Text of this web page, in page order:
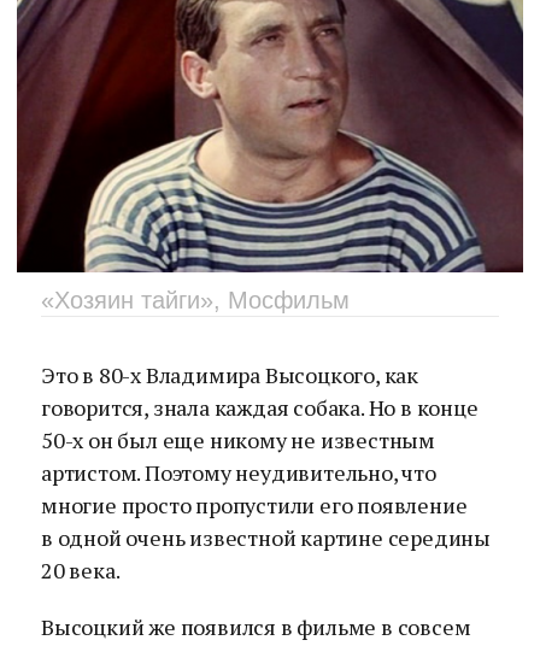
«Хозяин тайги», Мосфильм
Это в 80-х Владимира Высоцкого, как
говорится, знала каждая собака. Но в конце
50-х он был еще никому не известным
артистом. Поэтому неудивительно, что
многие просто пропустили его появление
в одной очень известной картине середины
20 века.
Высоцкий же появился в фильме в совсем